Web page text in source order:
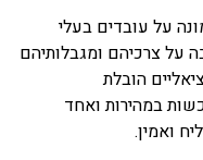
על עובדים בעלי
על צרכיהם ומגבלותיהם
הובלת
במהירות ואחד
ואמין.